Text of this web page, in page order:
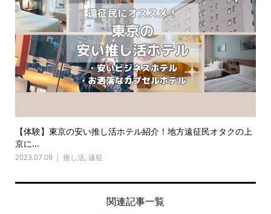
【体験】東京の安い推し活ホテル紹介！地方遠征民オタクの上
京に...
2023.07.09 推し活, 遠征
関連記事一覧